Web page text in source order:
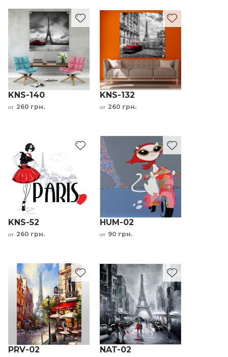
KNS-140
от 260 грн.
KNS-132
от 260 грн.
KNS-52
от 260 грн.
HUM-02
от 90 грн.
PRV-02 NAT-02